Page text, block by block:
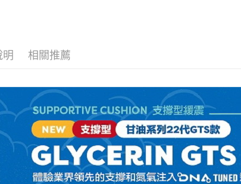
明 相關推薦